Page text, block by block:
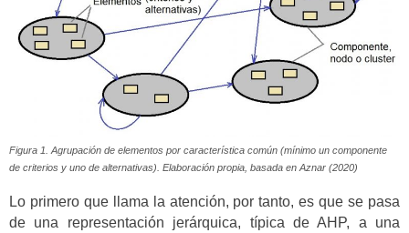
Figura 1. Agrupación de elementos por característica común (mínimo un componente
de criterios y uno de alternativas). Elaboración propia, basada en Aznar (2020)
Lo primero que llama la atención, por tanto, es que se pasa
de una representación jerárquica, típica de AHP, a una